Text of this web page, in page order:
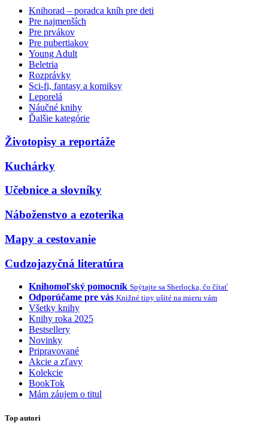
Knihorad – poradca kníh pre deti
Pre najmenších
Pre prvákov
Pre pubertiakov
Young Adult
Beletria
Rozprávky
Sci-fi, fantasy a komiksy
Leporelá
Náučné knihy
Ďalšie kategórie
Životopisy a reportáže
Kuchárky
Učebnice a slovníky
Náboženstvo a ezoterika
Mapy a cestovanie
Cudzojazyčná literatúra
Knihomoľský pomocník Spýtajte sa Sherlocka, čo čítať
Odporúčame pre vás Knižné tipy ušité na mieru vám
Všetky knihy
Knihy roka 2025
Bestsellery
Novinky
Pripravované
Akcie a zľavy
Kolekcie
BookTok
Mám záujem o titul
Top autori